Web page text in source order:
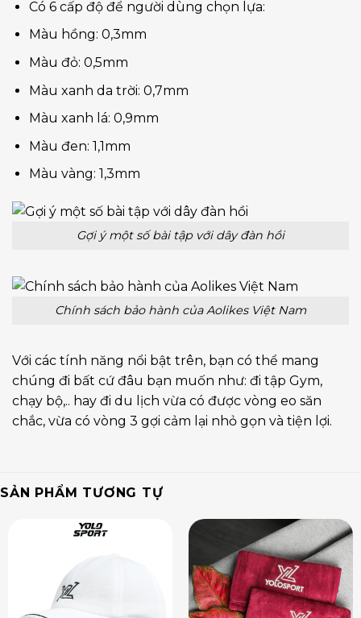
Có 6 cấp độ để người dùng chọn lựa:
Màu hồng: 0,3mm
Màu đỏ: 0,5mm
Màu xanh da trời: 0,7mm
Màu xanh lá: 0,9mm
Màu đen: 1,1mm
Màu vàng: 1,3mm
Gợi ý một số bài tập với dây đàn hồi
Chính sách bảo hành của Aolikes Việt Nam
Với các tính năng nổi bật trên, bạn có thể mang
chúng đi bất cứ đâu bạn muốn như: đi tập Gym,
chạy bộ,.. hay đi du lịch vừa có được vòng eo săn
chắc, vừa có vòng 3 gợi cảm lại nhỏ gọn và tiện lợi.
SẢN PHẨM TƯƠNG TỰ